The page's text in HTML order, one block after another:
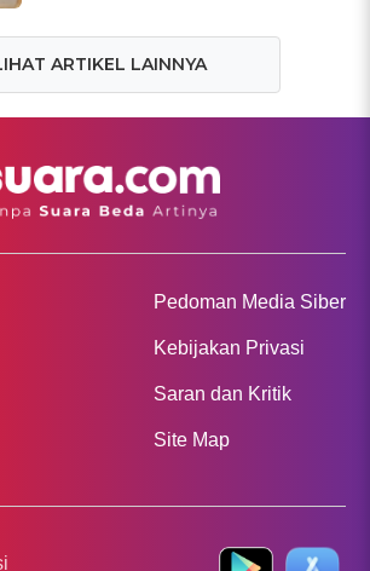
ARTIKEL LAINNYA
Pedoman Media Siber
Kebijakan Privasi
Saran dan Kritik
Site Map